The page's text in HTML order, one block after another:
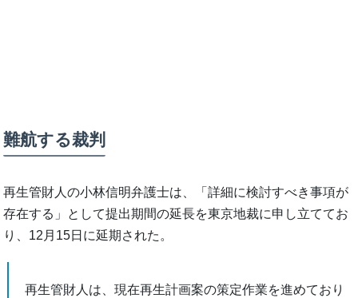
難航する裁判
再生管財人の小林信明弁護士は、「詳細に検討すべき事項が
存在する」として提出期間の延長を東京地裁に申し立ててお
り、12月15日に延期された。
再⽣管財⼈は、現在再⽣計画案の策定作業を進めており